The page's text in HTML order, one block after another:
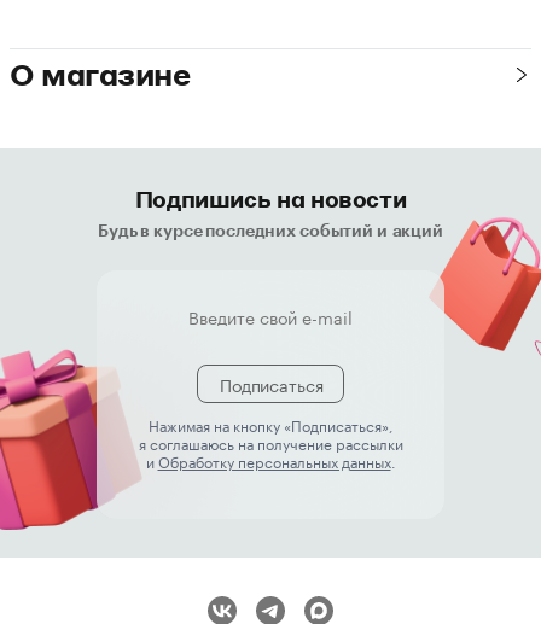
О магазине
Подпишись на новости
Будь в курсе последних событий и акций
Подписаться
Нажимая на кнопку «Подписаться»,
я соглашаюсь на получение рассылки
иОбработку персональных данных.